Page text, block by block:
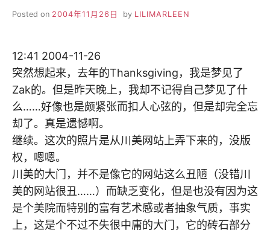
Posted on 2004年11月26日 by LILIMARLEEN
12:41 2004-11-26
突然想起来，去年的Thanksgiving，我是梦见了
Zak的。但是昨天晚上，我却不记得自己梦见了什
么……好像也是颇紧张而扣人心弦的，但是却完全忘
却了。真是遗憾啊。
继续。这次的照片是从川美网站上弄下来的，没版
权，嗯嗯。
川美的大门，并不是像它的网站这么丑陋（没错川
美的网站很丑……）而缺乏变化，但是也没有因为这
是个美院而特别的富有艺术感或者抽象气质，事实
上，这是个不过不失很中庸的大门，它的砖石部分